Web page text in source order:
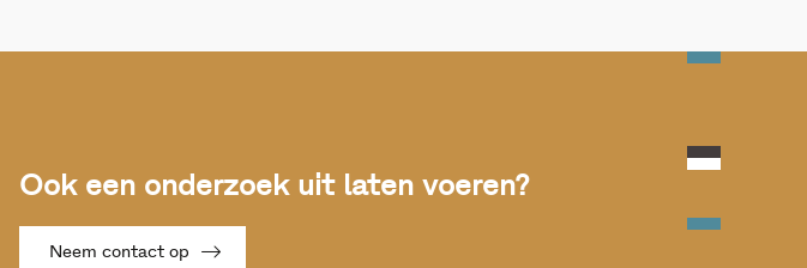
Ook een onderzoek uit laten voeren?
Neem contact op